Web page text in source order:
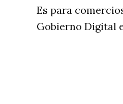
Es para
Gobierno Digital